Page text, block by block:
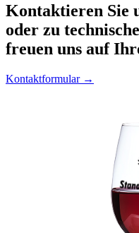
Kontaktieren Sie
oder zu
freuen uns auf
Kontaktformular →